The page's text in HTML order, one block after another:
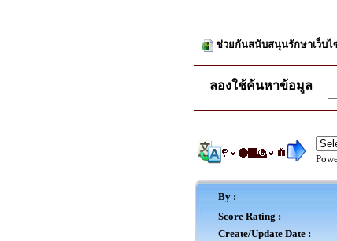
ช่วยกันสนับสนุนรักษาเว็บ
ลองใช้ค้นหาข้อมูล
By :
Score Rating :
Create/Update Date :